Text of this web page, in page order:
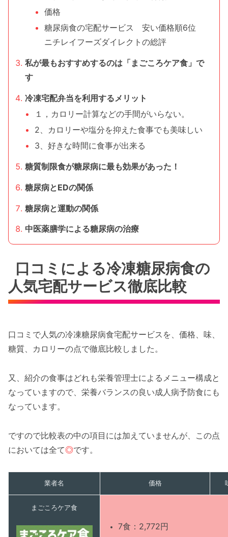
価格
糖尿病食の宅配サービス 安い価格順6位
ニチレイフーズダイレクトの総評
私が最もおすすめするのは「まごころケア食」で
す
冷凍宅配弁当を利用するメリット
１，カロリー計算などの手間がいらない。
2、カロリーや塩分を抑えた食事でも美味しい
3、好きな時間に食事が出来る
糖質制限食が糖尿病に最も効果があった！
糖尿病とEDの関係
糖尿病と運動の関係
中医薬膳学による糖尿病の治療
口コミによる冷凍糖尿病食の
人気宅配サービス徹底比較
口コミで人気の冷凍糖尿病食宅配サービスを、価格、味、
糖質、カロリーの点で徹底比較しました。
又、紹介の食事はどれも栄養管理士によるメニュー構成と
なっていますので、栄養バランスの良い成人病予防食にも
なっています。
ですので比較表の中の項目には加えていませんが、この点
においては全て◎です。
業者名 価格
まごころケア食
7食：2,772円